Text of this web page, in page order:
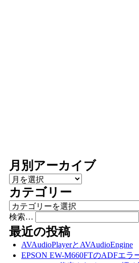
月別アーカイブ
月別アーカイブ
カテゴリー
カテゴリー
検索…
最近の投稿
AVAudioPlayerとAVAudioEngine
EPSON EW-M660FTのADFエラ